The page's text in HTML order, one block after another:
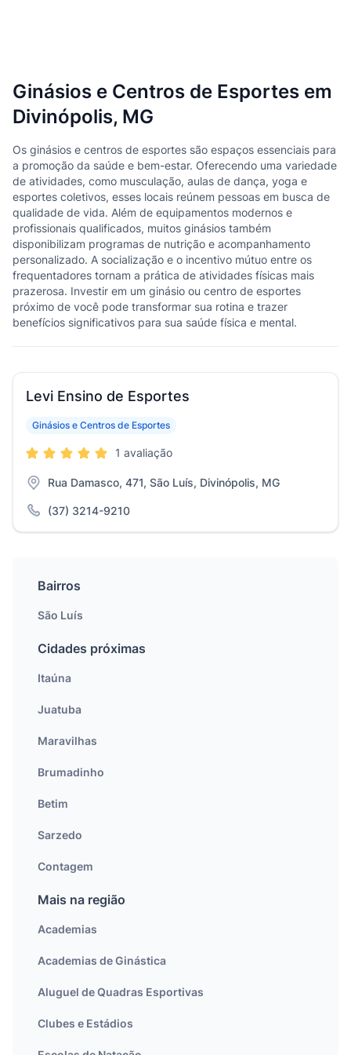
Ginásios e Centros de Esportes em
Divinópolis, MG
Os ginásios e centros de esportes são espaços essenciais para
a promoção da saúde e bem-estar. Oferecendo uma variedade
de atividades, como musculação, aulas de dança, yoga e
esportes coletivos, esses locais reúnem pessoas em busca de
qualidade de vida. Além de equipamentos modernos e
profissionais qualificados, muitos ginásios também
disponibilizam programas de nutrição e acompanhamento
personalizado. A socialização e o incentivo mútuo entre os
frequentadores tornam a prática de atividades físicas mais
prazerosa. Investir em um ginásio ou centro de esportes
próximo de você pode transformar sua rotina e trazer
benefícios significativos para sua saúde física e mental.
Levi Ensino de Esportes
Ginásios e Centros de Esportes
1 avaliação
Rua Damasco, 471, São Luís, Divinópolis, MG
(37) 3214-9210
Bairros
São Luís
Cidades próximas
Itaúna
Juatuba
Maravilhas
Brumadinho
Betim
Sarzedo
Contagem
Mais na região
Academias
Academias de Ginástica
Aluguel de Quadras Esportivas
Clubes e Estádios